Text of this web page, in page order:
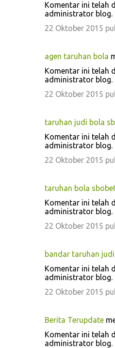
Komentar ini telah
administrator blog.
22 Oktober 2015
agen taruhan bola
Komentar ini telah
administrator blog.
22 Oktober 2015
taruhan judi bola
Komentar ini telah
administrator blog.
22 Oktober 2015
taruhan bola
Komentar ini telah
administrator blog.
22 Oktober 2015
bandar taruhan
Komentar ini telah
administrator blog.
22 Oktober 2015
Berita Terupdate
Komentar ini telah
administrator blog.